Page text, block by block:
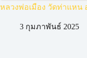
หลวงพ่อเมือง วัดท่าแหน
3 กุมภาพันธ์ 2025